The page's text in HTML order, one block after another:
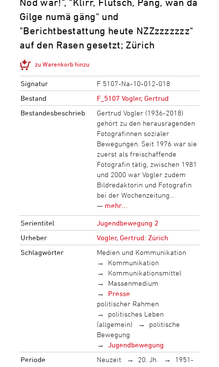
Gilge numä gäng" und
"Berichtbestattung heute NZZzzzzzzz"
auf den Rasen gesetzt; Zürich
zu Warenkorb hinzu
Signatur
F 5107-Na-10-012-018
Bestand
F_5107 Vogler, Gertrud
Bestandesbeschrieb
Gertrud Vogler (1936-2018)
gehört zu den herausragenden
Fotografinnen sozialer
Bewegungen. Seit 1976 war sie
zuerst als freischaffende
Fotografin tätig, zwischen 1981
und 2000 war Vogler zudem
Bildredaktorin und Fotografin
bei der Wochenzeitung…
— mehr...
Serientitel
Jugendbewegung 2
Urheber
Vogler, Gertrud: Zürich
Schlagwörter
Medien und Kommunikation
Kommunikation
Kommunikationsmittel
Massenmedium
Presse
politischer Rahmen
politisches Leben
(allgemein)
politische
Bewegung
Jugendbewegung
Periode
Neuzeit 20. Jh.
1951-